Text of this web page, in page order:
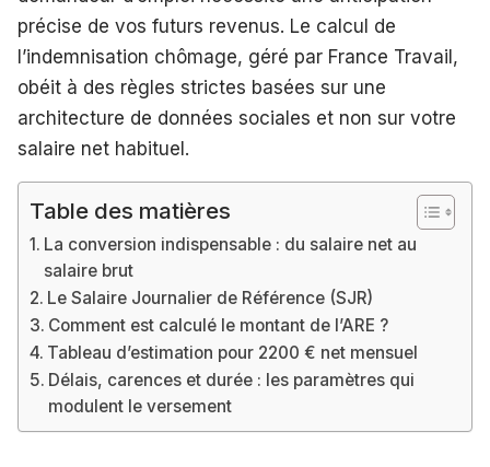
précise de vos futurs revenus. Le calcul de
l’indemnisation chômage, géré par France Travail,
obéit à des règles strictes basées sur une
architecture de données sociales et non sur votre
salaire net habituel.
Table des matières
La conversion indispensable : du salaire net au
salaire brut
Le Salaire Journalier de Référence (SJR)
Comment est calculé le montant de l’ARE ?
Tableau d’estimation pour 2200 € net mensuel
Délais, carences et durée : les paramètres qui
modulent le versement